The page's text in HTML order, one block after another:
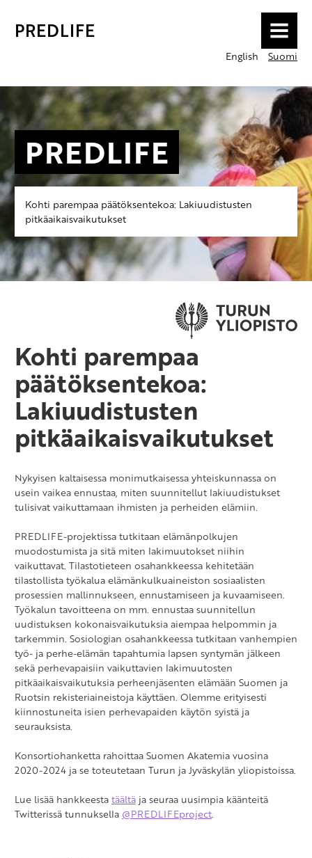
PREDLIFE MENU
English Suomi
PREDLIFE
Kohti parempaa päätöksentekoa: Lakiuudistusten
pitkäaikaisvaikutukset
Kohti parempaa
päätöksentekoa:
Lakiuudistusten
pitkäaikaisvaikutukset
Nykyisen kaltaisessa monimutkaisessa yhteiskunnassa on
usein vaikea ennustaa, miten suunnitellut lakiuudistukset
tulisivat vaikuttamaan ihmisten ja perheiden elämiin.
PREDLIFE-projektissa tutkitaan elämänpolkujen
muodostumista ja sitä miten lakimuutokset niihin
vaikuttavat. Tilastotieteen osahankkeessa kehitetään
tilastollista työkalua elämänkulkuaineiston sosiaalisten
prosessien mallinnukseen, ennustamiseen ja kuvaamiseen.
Työkalun tavoitteena on mm. ennustaa suunnitellun
uudistuksen kokonaisvaikutuksia aiempaa helpommin ja
tarkemmin. Sosiologian osahankkeessa tutkitaan vanhempien
työ- ja perhe-elämän tapahtumia lapsen syntymän jälkeen
sekä perhevapaisiin vaikuttavien lakimuutosten
pitkäaikaisvaikutuksia perheenjäsenten elämään Suomen ja
Ruotsin rekisteriaineistoja käyttäen. Olemme erityisesti
kiinnostuneita isien perhevapaiden käytön syistä ja
seurauksista.
Konsortiohanketta rahoittaa Suomen Akatemia vuosina
2020-2024 ja se toteutetaan Turun ja Jyväskylän yliopistoissa.
Lue lisää hankkeestatäältä ja seuraa uusimpia käänteitä
Twitterissä tunnuksella @PREDLIFEproject.